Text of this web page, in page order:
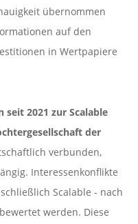
übernommen
auf den
in Wertpapiere
seit 2021 zur Scalable
der
verbunden,
Interessenkonflikte
Scalable - nach
werden. Diese